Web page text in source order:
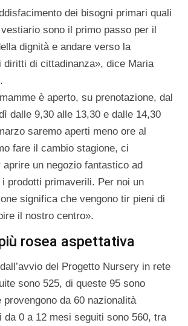
dei bisogni primari quali
sono il primo passo per il
dignità e andare verso la
diritti di cittadinanza», dice Maria
è aperto, su prenotazione, dal
dalle 9,30 alle 13,30 e dalle 14,30
saremo aperti meno ore al
fare il cambio stagione, ci
aprire un negozio fantastico ad
prodotti primaverili. Per noi un
significa che vengono tir pieni di
il nostro centro».
rosea aspettativa
del Progetto Nursery in rete
sono 525, di queste 95 sono
provengono da 60 nazionalità
da 0 a 12 mesi seguiti sono 560, tra